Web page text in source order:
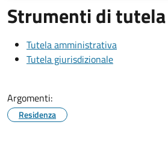
Strumenti di tutela
Tutela amministrativa
Tutela giurisdizionale
Argomenti:
Residenza